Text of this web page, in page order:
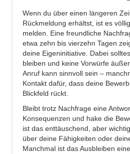
Wenn du über einen längeren
Rückmeldung erhältst, ist es
melden. Eine freundliche
etwa zehn bis vierzehn Tagen
deine Eigeninitiative. Dabei
bleiben und keine Vorwürfe
Anruf kann sinnvoll sein –
Kontakt dafür, dass deine
Blickfeld rückt.
Bleibt trotz Nachfrage eine
Konsequenzen und hake die
ist das enttäuschend, aber
über deine Fähigkeiten oder
Manchmal ist das Ausbleiben